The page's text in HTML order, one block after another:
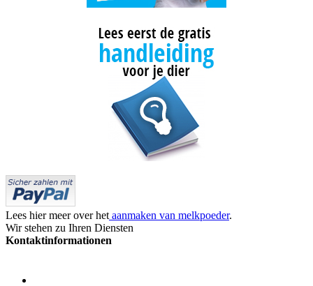
Lees hier meer over het aanmaken van melkpoeder.
Wir stehen zu Ihren Diensten
Kontaktinformationen